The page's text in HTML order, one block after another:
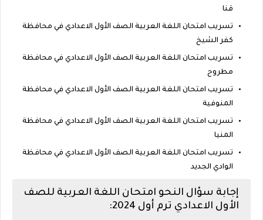
قنا
تسريب امتحان اللغة العربية الصف الأول الاعدادي في محافظة
كفر الشيخ
تسريب امتحان اللغة العربية الصف الأول الاعدادي في محافظة
مطروح
تسريب امتحان اللغة العربية الصف الأول الاعدادي في محافظة
المنوفية
تسريب امتحان اللغة العربية الصف الأول الاعدادي في محافظة
المنيا
تسريب امتحان اللغة العربية الصف الأول الاعدادي في محافظة
الوادي الجديد
إجابة سؤال النحو امتحان اللغة العربية للصف
الأول الاعدادي ترم أول 2024: